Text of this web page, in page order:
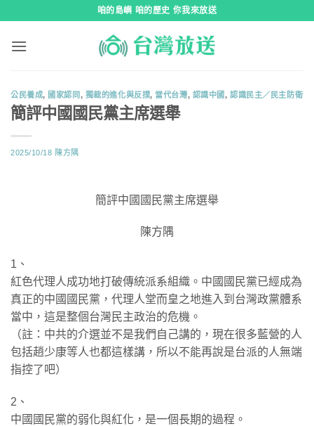
咱的島嶼 咱的歷史 你我來放送
公民養成, 國家認同, 獨裁的進化與反撲, 當代台灣, 認識中國,認識民主／民主防衛
簡評中國國民黨主席選舉
2025/10/18 陳方隅
簡評中國國民黨主席選舉
陳方隅
1、
紅色代理人成功地打破傳統派系組織。中國國民黨已經成為
真正的中國國民黨，代理人堂而皇之地進入到台灣政黨體系
當中，這是整個台灣民主政治的危機。
（註：中共的介選並不是我們自己講的，現在很多藍營的人
包括趙少康等人也都這樣講，所以不能再說是台派的人無端
指控了吧）
​2、
中國國民黨的弱化與紅化，是一個長期的過程。